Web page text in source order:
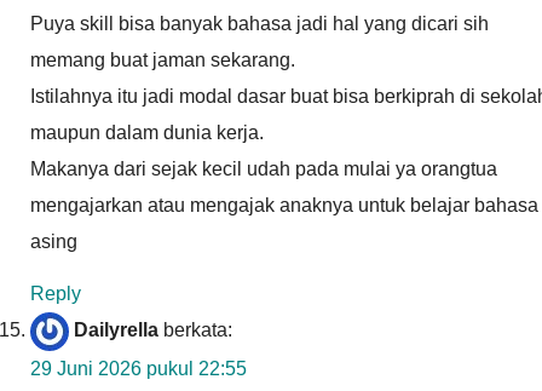
Puya skill bisa banyak bahasa jadi hal yang dicari sih
memang buat jaman sekarang.
Istilahnya itu jadi modal dasar buat bisa berkiprah di
maupun dalam dunia kerja.
Makanya dari sejak kecil udah pada mulai ya orangtua
mengajarkan atau mengajak anaknya untuk belajar bahasa
asing
Reply
Dailyrella berkata:
29 Juni 2026 pukul 22:55